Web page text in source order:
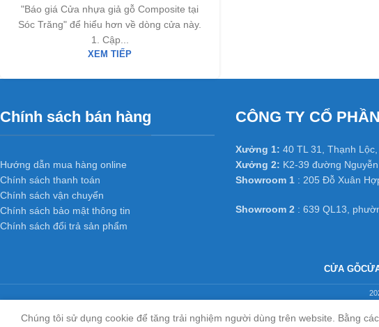
"Báo giá Cửa nhựa giả gỗ Composite tại
Sóc Trăng" để hiểu hơn về dòng cửa này.
1. Cập...
XEM TIẾP
Chính sách bán hàng
Hướng dẫn mua hàng online
Chính sách thanh toán
Chính sách vận chuyển
Chính sách bảo mật thông tin
Chính sách đổi trả sản phẩm
CÔNG TY CỔ
Xưởng 1: 40 TL 31, Thạnh
Xưởng 2: K2-39 đường
Showroom 1: 205 Đỗ Xuân
Showroom 2 : 639 QL13,
CỬA GỖ
Chúng tôi sử dụng cookie để tăng trải nghiệm người dùng trên website. Bằng